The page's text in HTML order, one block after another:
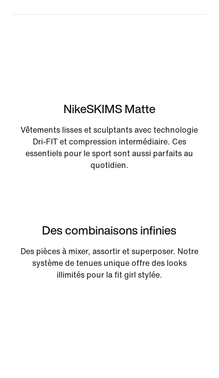
NikeSKIMS Matte
Vêtements lisses et sculptants avec technologie
Dri-FIT et compression intermédiaire. Ces
essentiels pour le sport sont aussi parfaits au
quotidien.
Des combinaisons infinies
Des pièces à mixer, assortir et superposer. Notre
système de tenues unique offre des looks
illimités pour la fit girl stylée.